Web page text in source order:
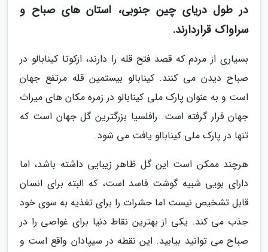
در طول دریای چین جنوبی، استان های صباح و
سراواک قراردارند.
بسیاری از مردم که قصد فتح قله را دارند، ازکوتا کینابالو در
صباح دیدن می کنند. کینابالو بیستمین قله مرتفع جهان
است و به عنوان پارک ملی کینابالو در زمره مکان های میراث
جهان قرار گرفته است. رافلسیا بزرگترین گل جهان است که
تنها در پارک ملی کینابالو یافت می شود.
هرچند ممکن است این گل ظاهر زیبایی داشته باشد، اما
دارای بویی شبیه گوشت فاسد است، که البته برای انسان
قابل تشخیص نیست اما حشرات را برای تغذیه به سوی خود
جذب می کند. یکی از بهترین نقاط دنیا برای غواصی را در
صباح می توانید بیابید. این نقطه در سیپادان واقع است و